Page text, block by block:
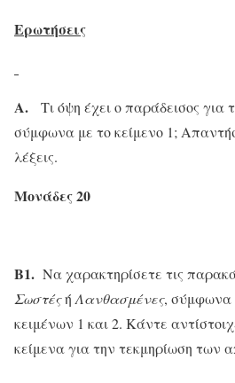
Ερωτήσεις
Α. Τι όψη έχει ο παράδεισος
σύμφωνα με το κείμενο 1;
λέξεις.
Μονάδες 20
Β1. Να χαρακτηρίσετε τις
ΣωστέςήΛανθασμένες, σύμφωνα
κειμένων 1 και 2. Κάντε
κείμενα για την τεκμηρίωση των